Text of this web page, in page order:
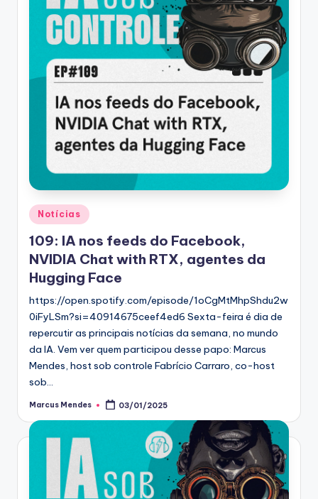
Posted
in
Notícias
109: IA nos feeds do Facebook,
NVIDIA Chat with RTX, agentes da
Hugging Face
https://open.spotify.com/episode/1oCgMtMhpShdu2w
0iFyLSm?si=40914675ceef4ed6 Sexta-feira é dia de
repercutir as principais notícias da semana, no mundo
da IA. Vem ver quem participou desse papo: Marcus
Mendes, host sob controle Fabrício Carraro, co-host
sob…
Posted
Marcus Mendes 03/01/2025